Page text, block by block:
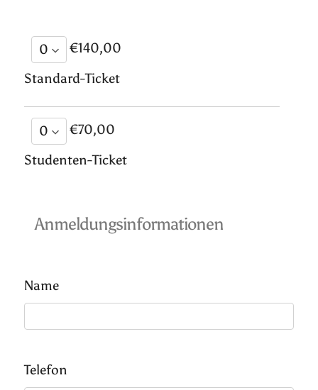
€140,00
Standard-Ticket
€70,00
Studenten-Ticket
Anmeldungsinformationen
Name
Telefon